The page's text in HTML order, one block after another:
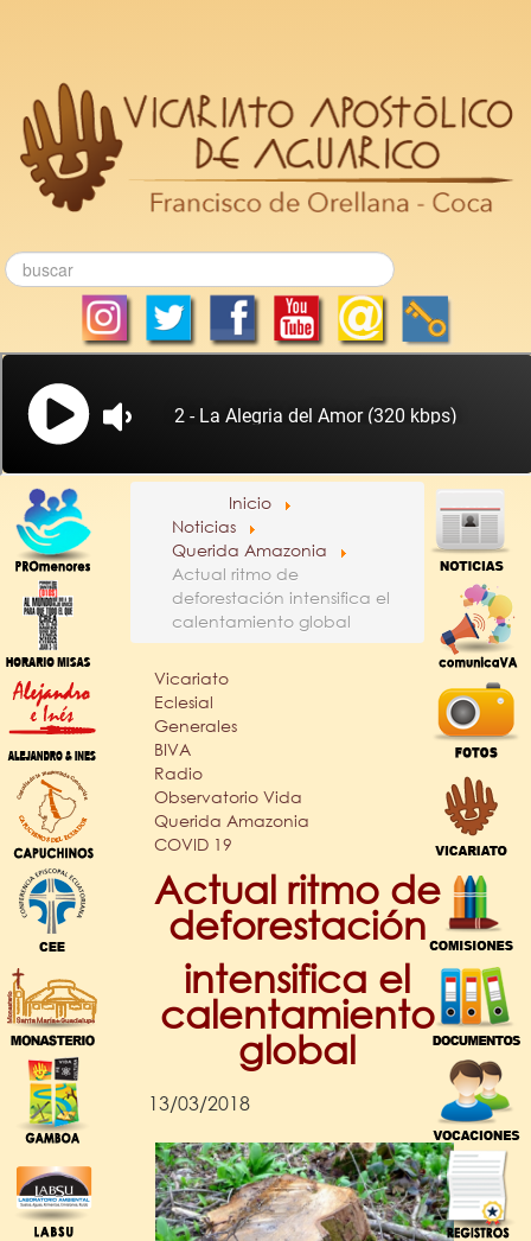
Inicio
Noticias
Querida Amazonia
Actual ritmo de
deforestación intensifica el
calentamiento global
Vicariato
Eclesial
Generales
BIVA
Radio
Observatorio Vida
Querida Amazonia
COVID 19
Actual ritmo de
deforestación
intensifica el
calentamiento
global
13/03/2018